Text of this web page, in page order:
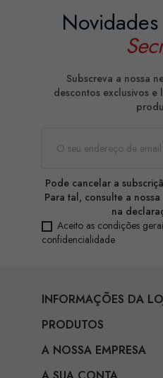
Subscreva a nossa
descontos exclusivos
Pode cancelar a
Para tal, consulte a
na
Aceito as condições
confidencialidade
INFORMAÇÕES DA
PRODUTOS
A NOSSA EMPRESA